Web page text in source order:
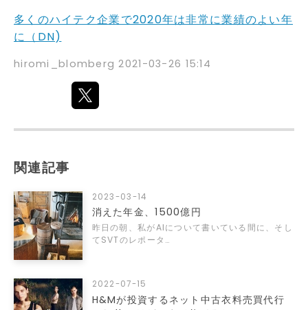
多くのハイテク企業で2020年は非常に業績のよい年
に（DN)
hiromi_blomberg 2021-03-26 15:14
関連記事
2023-03-14
消えた年金、1500億円
昨日の朝、私がAIについて書いている間に、そし
てSVTのレポータ…
2022-07-15
H&Mが投資するネット中古衣料売買代行